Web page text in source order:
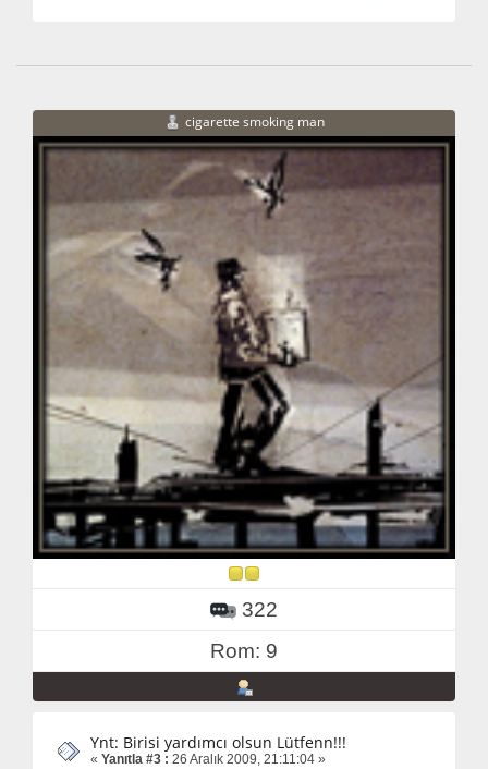
cigarette smoking man
322
Rom: 9
Ynt: Birisi yardımcı olsun Lütfenn!!!
« Yanıtla #3 : 26 Aralık 2009, 21:11:04 »